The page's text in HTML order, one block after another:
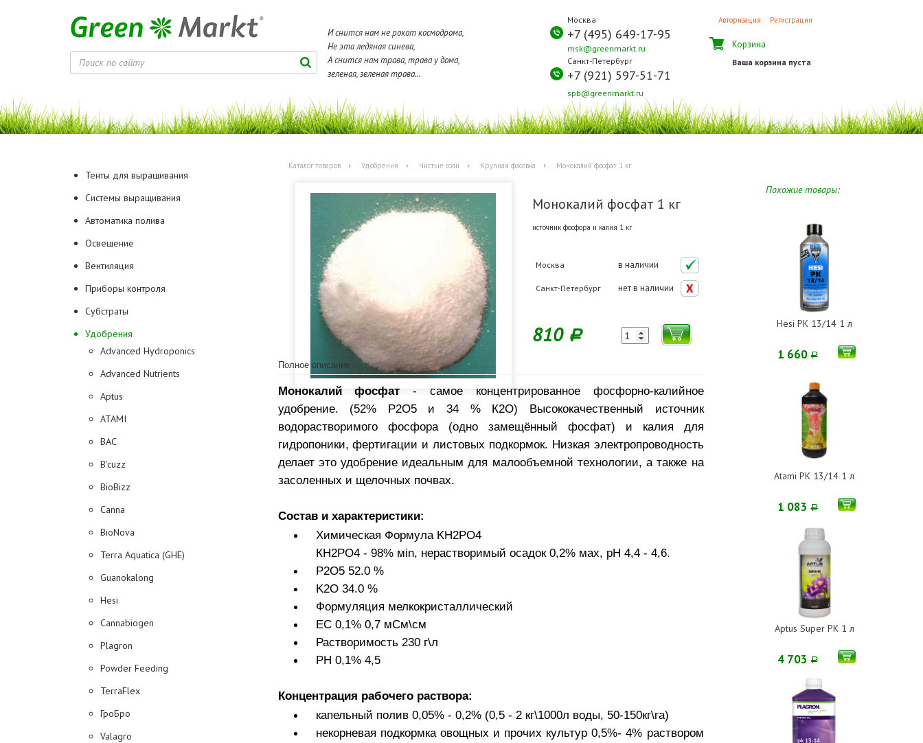
И снится нам не рокот космодрома,
Не эта ледяная синева,
А снится нам трава, трава у дома,
зеленая, зеленая трава...
Москва
+7 (495) 649-17-95
msk@greenmarkt.ru
Санкт-Петербург
+7 (921) 597-51-71
spb@greenmarkt.ru
Авторизация Регистрация
Корзина
Ваша корзина пуста
Тенты для выращивания
Системы выращивания
Автоматика полива
Освещение
Вентиляция
Приборы контроля
Субстраты
Удобрения
Advanced Hydroponics
Advanced Nutrients
Aptus
ATAMI
BAC
B'cuzz
BioBizz
Canna
BioNova
Terra Aquatica (GHE)
Guanokalong
Hesi
Cannabiogen
Plagron
Powder Feeding
TerraFlex
ГроБро
Valagro
Каталог товаров Удобрения Чистые соли Крупная фасовка Монокалий фосфат 1 кг
Монокалий фосфат 1 кг
источник фосфора и калия 1 кг
Москва в наличии
Санкт-Петербург нет в наличии
810 Р
Похожие товары:
Hesi PK 13/14 1 л
1 660Р
Atami PK 13/14 1 л
1 083Р
Aptus Super PK 1 л
4 703Р
Полное описание
Монокалий фосфат - самое концентрированное фосфорно-калийное
удобрение. (52% Р2О5 и 34 % К2О) Высококачественный источник
водорастворимого фосфора (одно замещённый фосфат) и калия для
гидропоники, фертигации и листовых подкормок. Низкая электропроводность
делает это удобрение идеальным для малообъемной технологии, а также на
засоленных и щелочных почвах.
Состав и характеристики:
Химическая Формула KH2PO4
КН2РО4 - 98% мin, нерастворимый осадок 0,2% мах, рН 4,4 - 4,6.
P2O5 52.0 %
K2O 34.0 %
Формуляция мелкокристаллический
ЕС 0,1% 0,7 мСм\см
Растворимость 230 г\л
РН 0,1% 4,5
Концентрация рабочего раствора:
капельный полив 0,05% - 0,2% (0,5 - 2 кг\1000л воды, 50-150кг\га)
некорневая подкормка овощных и прочих культур 0,5%- 4% раствором